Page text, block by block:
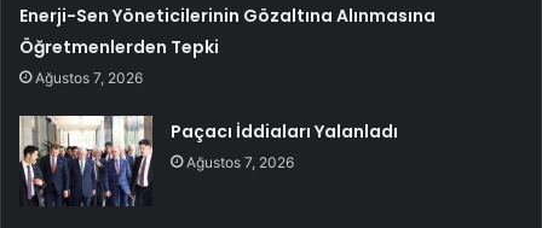
Enerji-Sen Yöneticilerinin Gözaltına Alınmasına
Öğretmenlerden Tepki
Ağustos 7, 2026
Paçacı İddiaları Yalanladı
Ağustos 7, 2026